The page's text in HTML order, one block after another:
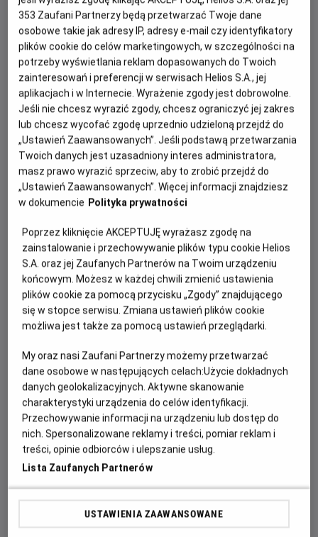
Po ogromnym sukcesie „Oppenheimera”, nagrodzonego
siedmioma Oscarami®, Christopher Nolan powraca z
kolejnym wielkim widowiskiem. Tym razem jeden z
najbardziej cenionych współczesnych reżyserów sięga
po „Odyseję” Homera – ponadczasową historię
uznawaną za fundament zachodniej literatury.
Film opowie o niezwykłej podróży Odyseusza, króla
Itaki, który po zakończeniu wojny trojańskiej podejmuje
pełną niebezpieczeństw drogę do domu. Na jego szlaku
staną mityczne istoty, bogowie i liczne wyzwania, które
wystawią na próbę jego odwagę, spryt oraz
„Odyseja” przyciąga uwagę także imponującą listą
aktorów i aktorek. W filmie zobaczymy m.in. Matta
Damona jako Odyseusza, Toma Hollanda w roli
Telemacha, Anne Hathaway jako Penelopę, Zendayę
jako Atenę, Roberta Pattinsona jako Antinoosa oraz
Charlize Theron jako Kirke. To jedno z najbardziej
połączy epicką opowieść, nowoczesną realizację i
największe gwiazdy światowego kina.
353 Zaufani Partnerzy będą przetwarzać Twoje dane
osobowe takie jak adresy IP, adresy e-mail czy identyfikatory
plików cookie do celów marketingowych, w szczególności na
potrzeby wyświetlania reklam dopasowanych do Twoich
zainteresowań i preferencji w serwisach Helios S.A., jej
aplikacjach i w Internecie. Wyrażenie zgody jest dobrowolne.
Jeśli nie chcesz wyrazić zgody, chcesz ograniczyć jej zakres
lub chcesz wycofać zgodę uprzednio udzieloną przejdź do
„Ustawień Zaawansowanych”. Jeśli podstawą przetwarzania
Twoich danych jest uzasadniony interes administratora,
masz prawo wyrazić sprzeciw, aby to zrobić przejdź do
„Ustawień Zaawansowanych”. Więcej informacji znajdziesz
w dokumencie Polityka prywatności
Poprzez kliknięcie AKCEPTUJĘ wyrażasz zgodę na
zainstalowanie i przechowywanie plików typu cookie Helios
S.A. oraz jej Zaufanych Partnerów na Twoim urządzeniu
końcowym. Możesz w każdej chwili zmienić ustawienia
plików cookie za pomocą przycisku „Zgody” znajdującego
się w stopce serwisu. Zmiana ustawień plików cookie
możliwa jest także za pomocą ustawień przeglądarki.
My oraz nasi Zaufani Partnerzy możemy przetwarzać
dane osobowe w następujących celach:Użycie dokładnych
danych geolokalizacyjnych. Aktywne skanowanie
charakterystyki urządzenia do celów identyfikacji.
Przechowywanie informacji na urządzeniu lub dostęp do
nich. Spersonalizowane reklamy i treści, pomiar reklam i
treści, opinie odbiorców i ulepszanie usług.
Lista Zaufanych Partnerów
USTAWIENIA ZAAWANSOWANE